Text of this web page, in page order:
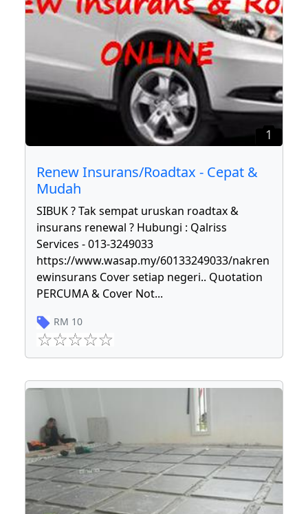
1
Renew Insurans/Roadtax - Cepat &
Mudah
SIBUK ? Tak sempat uruskan roadtax &
insurans renewal ? Hubungi : Qalriss
Services - 013-3249033
https://www.wasap.my/60133249033/nakren
ewinsurans Cover setiap negeri.. Quotation
PERCUMA & Cover Not...
RM 10